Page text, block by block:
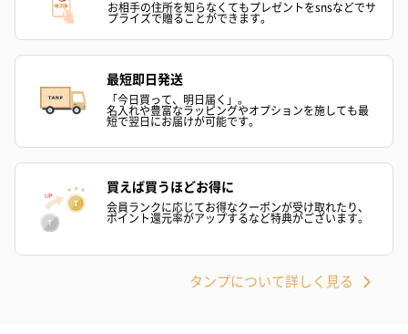
アールグレイ（HAPPY
BIRTHDAY TO YOU）
（660円）
アールグレイティー
（660円）
スイーツ
スイーツを同梱してお届けいたします。ギフトへの＋αにおすすめ
お相手の住所を知らなくてもプレゼントをsnsなどでサ
プライズで贈ることができます。
最短即日発送
「今日買って、明日届く」。
名入れや豊富なラッピングやオプションを施しても最
短で翌日にお届けが可能です。
買えば買うほどお得に
会員ランクに応じてお得なクーポンが受け取れたり、
ポイント還元率がアップするなど特典がございます。
タンプについて詳しく見る